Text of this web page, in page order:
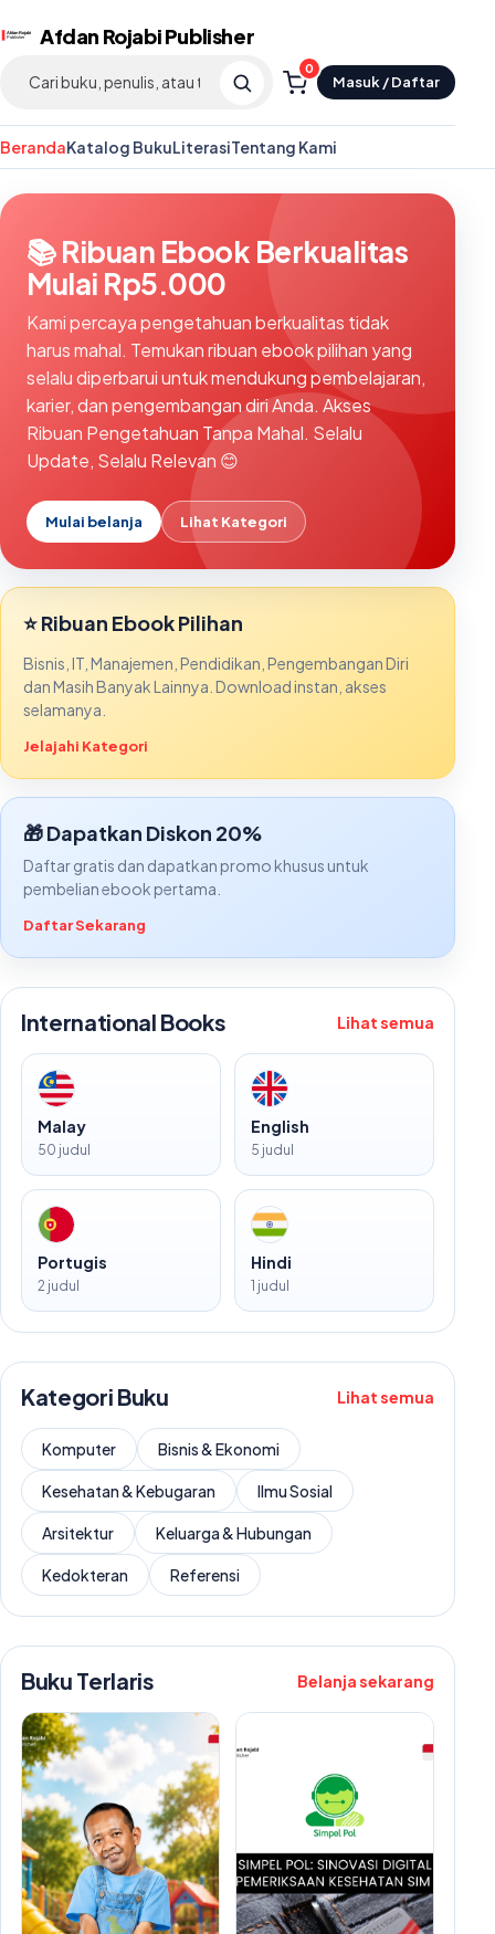
Afdan Rojabi Publisher
0
Masuk / Daftar
BerandaKatalog BukuLiterasiTentang Kami
📚 Ribuan Ebook Berkualitas
Mulai Rp5.000
Kami percaya pengetahuan berkualitas tidak
harus mahal. Temukan ribuan ebook pilihan yang
selalu diperbarui untuk mendukung pembelajaran,
karier, dan pengembangan diri Anda. Akses
Ribuan Pengetahuan Tanpa Mahal. Selalu
Update, Selalu Relevan 😊
Mulai belanja Lihat Kategori
⭐ Ribuan Ebook Pilihan
Bisnis, IT, Manajemen, Pendidikan, Pengembangan Diri
dan Masih Banyak Lainnya. Download instan, akses
selamanya.
Jelajahi Kategori
🎁 Dapatkan Diskon 20%
Daftar gratis dan dapatkan promo khusus untuk
pembelian ebook pertama.
Daftar Sekarang
International Books Lihat semua
Malay
50 judul
English
5 judul
Portugis
2 judul
Hindi
1 judul
Kategori Buku Lihat semua
Komputer Bisnis & Ekonomi
Kesehatan & Kebugaran Ilmu Sosial
Arsitektur Keluarga & Hubungan
Kedokteran Referensi
Buku Terlaris Belanja sekarang